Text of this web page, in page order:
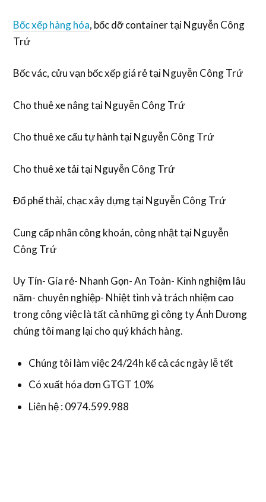
Bốc xếp hàng hóa, bốc dỡ container tại Nguyễn Công
Trứ
Bốc vác, cửu vạn bốc xếp giá rẻ tại Nguyễn Công Trứ
Cho thuê xe nâng tại Nguyễn Công Trứ
Cho thuê xe cẩu tự hành tại Nguyễn Công Trứ
Cho thuê xe tải tại Nguyễn Công Trứ
Đổ phế thải, chạc xây dựng tại Nguyễn Công Trứ
Cung cấp nhân công khoán, công nhật tại Nguyễn
Công Trứ
Uy Tín- Gía rẻ- Nhanh Gọn- An Toàn- Kinh nghiệm lâu
năm- chuyên nghiệp- Nhiệt tình và trách nhiệm cao
trong công việc là tất cả những gì công ty Ánh Dương
chúng tôi mang lại cho quý khách hàng.
Chúng tôi làm việc 24/24h kể cả các ngày lễ tết
Có xuất hóa đơn GTGT 10%
Liên hệ : 0974.599.988